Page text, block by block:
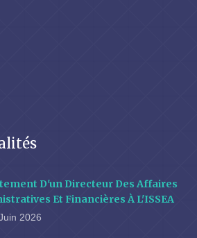
D'un Directeur Des Affaires
Et Financières À L'ISSEA
2026